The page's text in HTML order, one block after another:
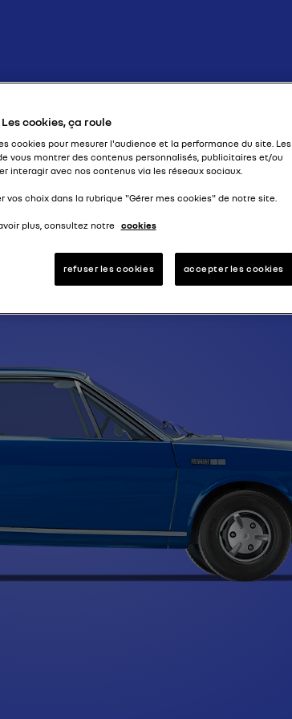
A
TL
Les cookies, ça roule
cookies pour mesurer l'audience et la performance du site. Les
vous montrer des contenus personnalisés, publicitaires et/ou
interagir avec nos contenus via les réseaux sociaux.
choix dans la rubrique "Gérer mes cookies" de notre site.
plus, consultez notre cookies
refuser les cookies accepter les cookies